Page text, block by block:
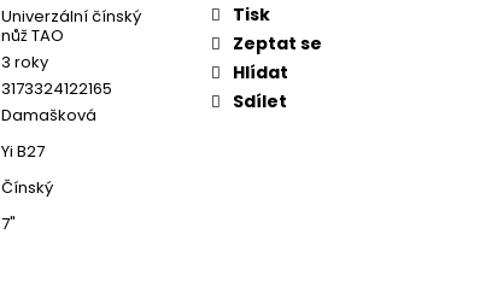
Univerzální čínský
nůž TAO
3 roky
3173324122165
Damašková
Yi B27
Čínský
7"
Tisk
Zeptat se
Hlídat
Sdílet